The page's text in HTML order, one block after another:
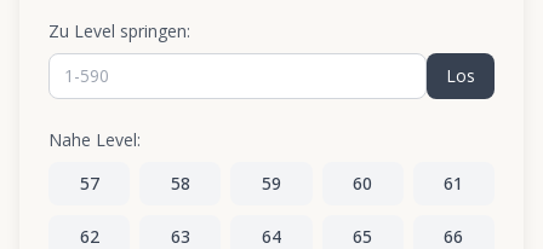
Zu Level springen:
Los
Nahe Level:
57
58 59 60 61
62 63 64 65 66